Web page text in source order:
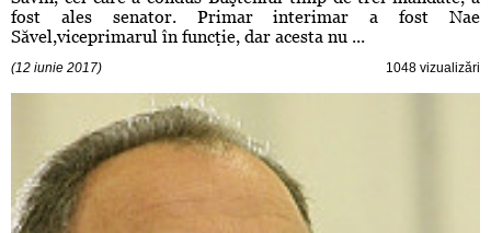
fost ales senator. Primar interimar a fost Nae
Săvel,viceprimarul în funcţie, dar acesta nu ...
(12 iunie 2017) 1048 vizualizări